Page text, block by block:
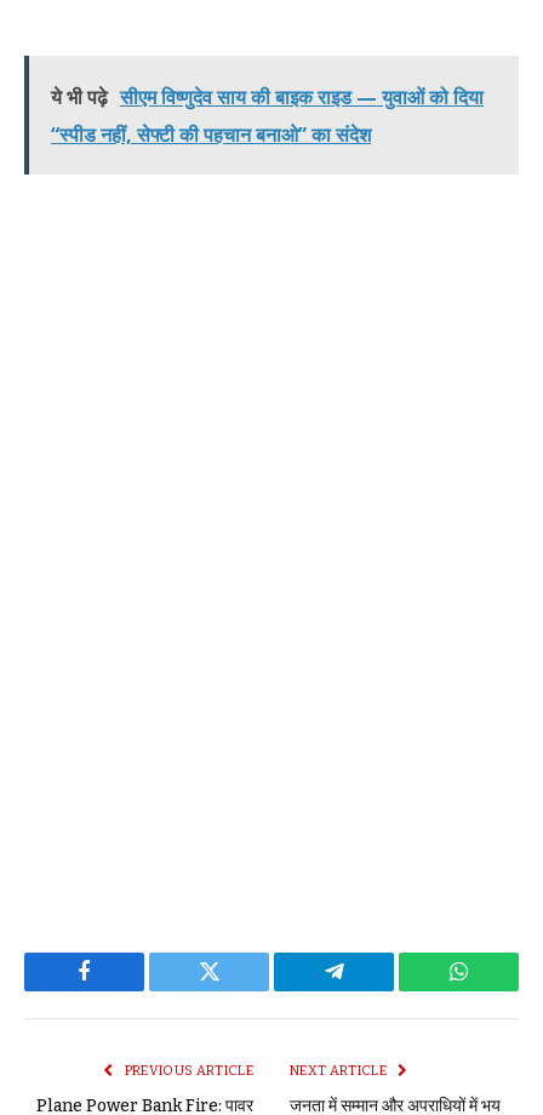
ये भी पढ़े सीएम विष्णुदेव साय की बाइक राइड — युवाओं को दिया
“स्पीड नहीं, सेफ्टी की पहचान बनाओ” का संदेश
Facebook Twitter Telegram
PREVIOUS ARTICLE
Plane Power Bank Fire: पावर
NEXT ARTICLE
जनता में सम्मान और अपराधियों में भय